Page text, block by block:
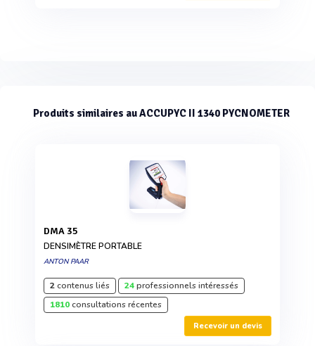
Produits similaires au ACCUPYC II 1340 PYCNOMETER
DMA 35
DENSIMÈTRE PORTABLE
ANTON PAAR
2contenus liés 24professionnels intéressés
1810consultations récentes
Recevoir un devis